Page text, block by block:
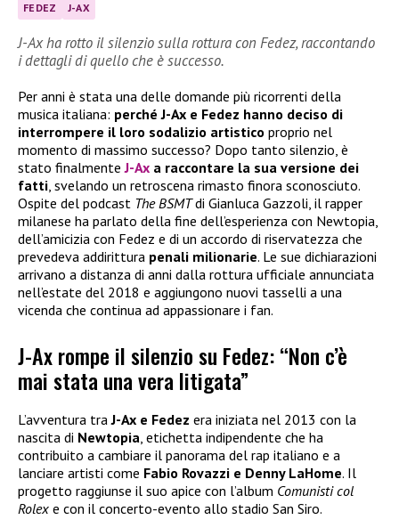
FEDEZ J-AX
J-Ax ha rotto il silenzio sulla rottura con Fedez, raccontando
i dettagli di quello che è successo.
Per anni è stata una delle domande più ricorrenti della
musica italiana: perché J-Ax e Fedez hanno deciso di
interrompere il loro sodalizio artistico proprio nel
momento di massimo successo? Dopo tanto silenzio, è
stato finalmenteJ-Ax a raccontare la sua versione dei
fatti, svelando un retroscena rimasto finora sconosciuto.
Ospite del podcast The BSMTdi Gianluca Gazzoli, il rapper
milanese ha parlato della fine dell’esperienza con Newtopia,
dell’amicizia con Fedez e di un accordo di riservatezza che
prevedeva addirittura penali milionarie. Le sue dichiarazioni
arrivano a distanza di anni dalla rottura ufficiale annunciata
nell’estate del 2018 e aggiungono nuovi tasselli a una
vicenda che continua ad appassionare i fan.
J-Ax rompe il silenzio su Fedez: “Non c’è
mai stata una vera litigata”
L’avventura traJ-Ax e Fedez era iniziata nel 2013 con la
nascita di Newtopia , etichetta indipendente che ha
contribuito a cambiare il panorama del rap italiano e a
lanciare artisti come Fabio Rovazzi e Denny LaHome. Il
progetto raggiunse il suo apice con l’album Comunisti col
Rolex e con il concerto-evento allo stadio San Siro.